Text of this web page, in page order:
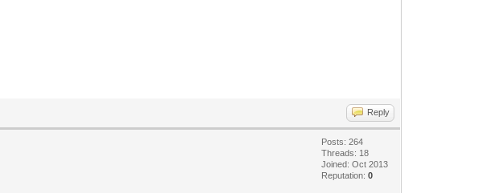
Reply
Posts: 264
Threads: 18
Joined: Oct 2013
Reputation:0